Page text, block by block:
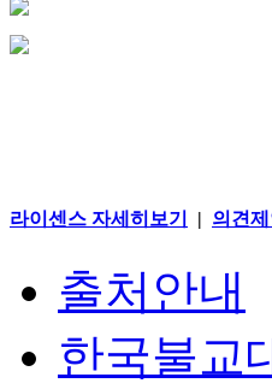
라이센스 자세히보기 | 의견
출처안내
한국불교